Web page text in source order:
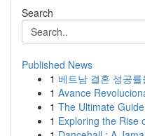
Search
Published News
1 베트남 결혼 성공
1 Avance
1 The Ultimate
1 Exploring the Rise